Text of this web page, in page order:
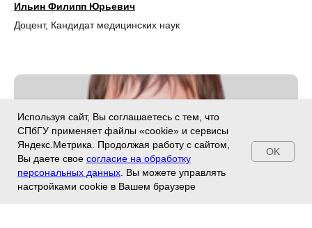
Используя сайт, Вы соглашаетесь с тем, что
СПбГУ применяет файлы «cookie» и сервисы
Яндекс.Метрика. Продолжая работу с сайтом,
Вы даете свое согласие на обработку
персональных данных . Вы можете управлять
настройками cookie в Вашем браузере
OK
Ильин Филипп Юрьевич
Доцент, Кандидат медицинских наук